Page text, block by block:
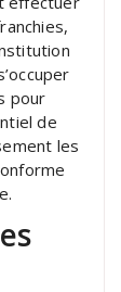
pour
de
les